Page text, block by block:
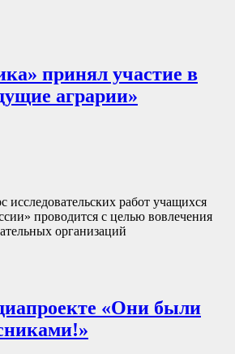
принял участие в
аграрии»
исследовательских работ учащихся
проводится с целью вовлечения
организаций
«Они были